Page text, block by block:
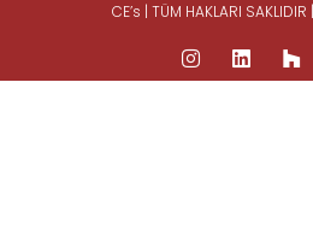
CE’s | TÜM HAKLARI SAKLIDIR |